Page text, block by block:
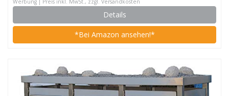
Werbung | Preis inkl. MwSt., zzgl. Versandkosten
Details
*Bei Amazon ansehen!*